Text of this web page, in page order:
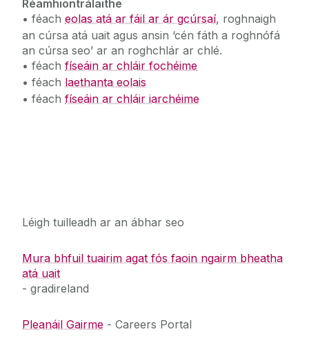
Réamhiontrálaithe
• féach eolas atá ar fáil ar ár gcúrsaí, roghnaigh
an cúrsa atá uait agus ansin ‘cén fáth a roghnófá
an cúrsa seo’ ar an roghchlár ar chlé.
• féach físeáin ar chláir fochéime
• féach laethanta eolais
• féach físeáin ar chláir iarchéime
Léigh tuilleadh ar an ábhar seo
Mura bhfuil tuairim agat fós faoin ngairm bheatha
atá uait
- gradireland
Pleanáil Gairme - Careers Portal